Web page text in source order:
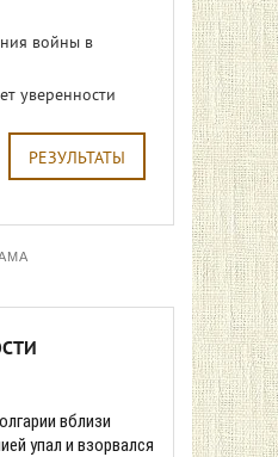
войны в
уверенности
РЕЗУЛЬТАТЫ
вблизи
упал и взорвался